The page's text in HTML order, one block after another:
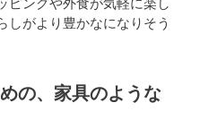
しがより豊かなになりそう
の、家具のような